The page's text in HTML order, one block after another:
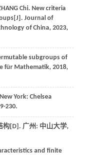
Chi. New criteria
Journal of
of China, 2023,
subgroups of
für Mathematik, 2018,
York: Chelsea
230.
构[D]. 广州: 中山大学,
and finite